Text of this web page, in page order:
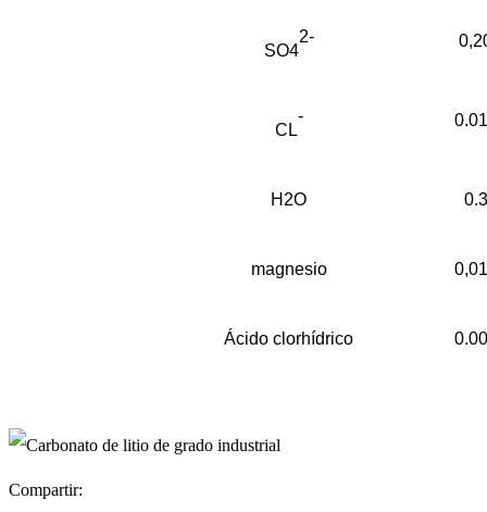
SO4
2-
CL
-
H2O 0.3
magnesio
Ácido clorhídrico
Compartir: